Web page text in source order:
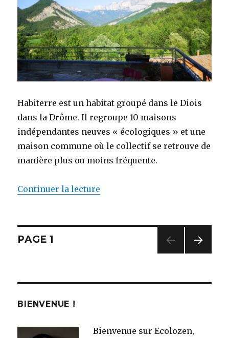
Habiterre est un habitat groupé dans le Diois
dans la Drôme. Il regroupe 10 maisons
indépendantes neuves « écologiques » et une
maison commune où le collectif se retrouve de
manière plus ou moins fréquente.
Continuer la lecture
Navigation
articles
PAGE 1
ANT
BIENVENUE !
Bienvenue sur Ecolozen,